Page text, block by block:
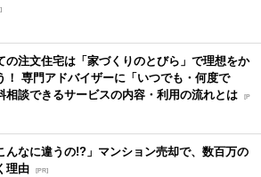
の注文住宅は「家づくりのとびら」で理想をか
！ 専門アドバイザーに「いつでも・何度で
相談できるサービスの内容・利用の流れとは [P
んなに違うの!?」マンション売却で、数百万の
理由 [PR]